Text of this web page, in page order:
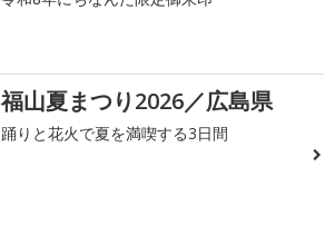
福山夏まつり2026／広島県
踊りと花火で夏を満喫する3日間